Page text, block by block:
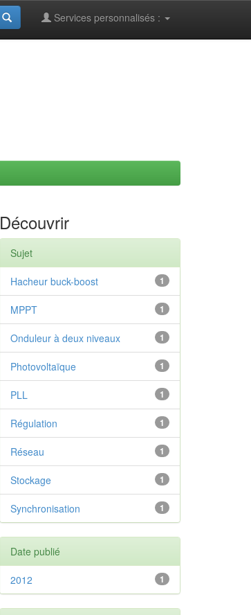
Services personnalisés :
Découvrir
Sujet
1
Hacheur buck-boost
1
MPPT
1
Onduleur à deux niveaux
1
Photovoltaïque
1
PLL
1
Régulation
1
Réseau
1
Stockage
1
Synchronisation
Date publié
1
2012